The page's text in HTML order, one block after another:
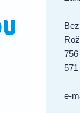
756
571
e-